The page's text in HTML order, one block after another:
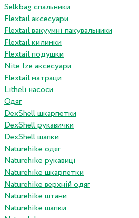
Selkbag спальники
Flextail аксесуари
Flextail вакуумні пакувальники
Flextail килимки
Flextail подушки
Nite Ize аксесуари
Flextail матраци
Litheli насоси
Одяг
DexShell шкарпетки
DexShell рукавички
DexShell шапки
Naturehike одяг
Naturehike рукавиці
Naturehike шкарпетки
Naturehike верхній одяг
Naturehike штани
Naturehike шапки